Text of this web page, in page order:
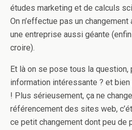
études marketing et de calculs
On n’effectue pas un
une entreprise aussi géante
croire).
Et là on se pose tous la question,
information intéressante ? et bien
! Plus sérieusement, ça ne
référencement des sites web,
ce petit changement dont peu de